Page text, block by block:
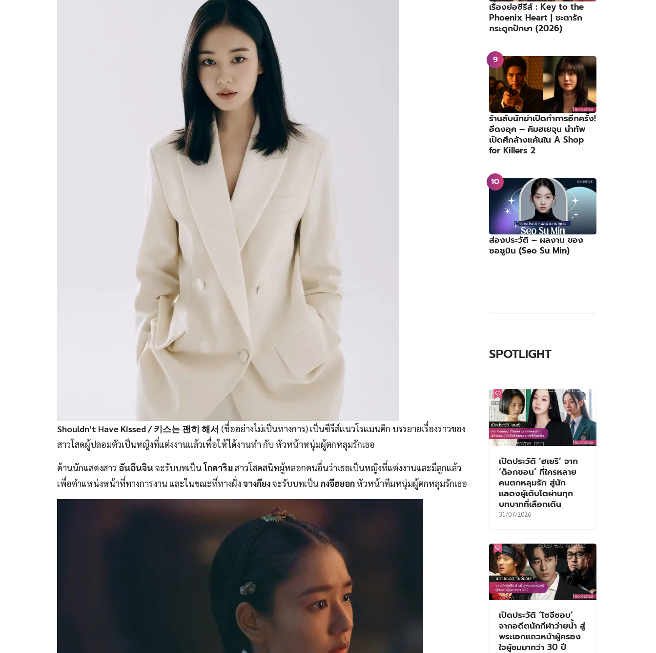
Shouldn’t Have Kissed / 키스는 괜히 해서 (ชื่ออย่างไม่เป็นทางการ) เป็นซีรีส์แนวโรแมนติก บรรยายเรื่องราวของ
สาวโสดผู้ปลอมตัวเป็นหญิงที่แต่งงานแล้วเพื่อให้ได้งานทำ กับ หัวหน้าหนุ่มผู้ตกหลุมรักเธอ
ด้านนักแสดงสาว อันอึนจิน จะรับบทเป็นโกดาริมสาวโสดสนิทผู้หลอกคนอื่นว่าเธอเป็นหญิงที่แต่งงานและมีลูกแล้ว
เพื่อตำแหน่งหน้าที่ทางการงาน และในขณะที่ทางฝั่ง จางกียงจะรับบทเป็นกงจีฮยอก หัวหน้าทีมหนุ่มผู้ตกหลุมรักเธอ
เรื่องย่อซีรีส์ : Key to the
Phoenix Heart | ชะตารัก
กระดูกปักษา (2026)
ร้านลับนักฆ่าเปิดทำการอีกครั้ง!
อีดงอุค – คิมฮเยจุน นำทัพ
เปิดศึกล้างแค้นใน A Shop
for Killers 2
ส่องประวัติ – ผลงาน ของ
ซอซูมิน (Seo Su Min)
SPOTLIGHT
เปิดประวัติ ‘ฮเยริ’ จาก
‘ด็อกซอน’ ที่ใครหลาย
คนตกหลุมรัก สู่นัก
แสดงผู้เติบโตผ่านทุก
บทบาทที่เลือกเดิน
31/07/2026
เปิดประวัติ ‘โซจีซอบ’
จากอดีตนักกีฬาว่ายน้ำ สู่
พระเอกแถวหน้าผู้ครอง
ใจผู้ชมมากว่า 30 ปี